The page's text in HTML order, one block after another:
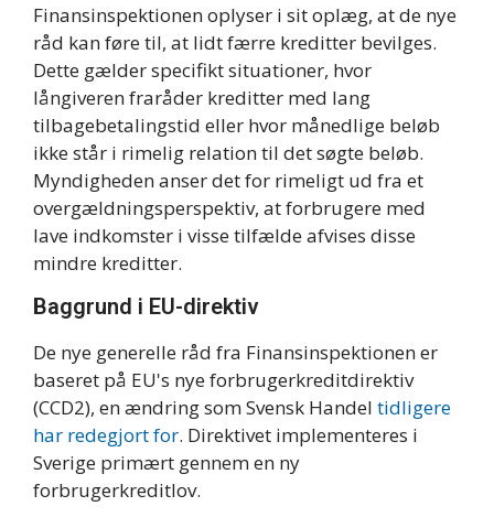
Finansinspektionen oplyser i sit oplæg, at de nye
råd kan føre til, at lidt færre kreditter bevilges.
Dette gælder specifikt situationer, hvor
långiveren fraråder kreditter med lang
tilbagebetalingstid eller hvor månedlige beløb
ikke står i rimelig relation til det søgte beløb.
Myndigheden anser det for rimeligt ud fra et
overgældningsperspektiv, at forbrugere med
lave indkomster i visse tilfælde afvises disse
mindre kreditter.
Baggrund i EU-direktiv
De nye generelle råd fra Finansinspektionen er
baseret på EU's nye forbrugerkreditdirektiv
(CCD2), en ændring som Svensk Handel tidligere
har redegjort for. Direktivet implementeres i
Sverige primært gennem en ny
forbrugerkreditlov.